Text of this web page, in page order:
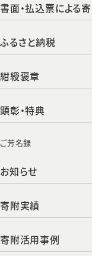
書面・払込票による
ふるさと納税
紺綬褒章
顕彰・特典
ご芳名録
お知らせ
寄附実績
寄附活用事例